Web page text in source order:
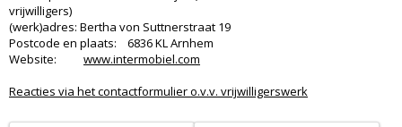
vrijwilligers)
(werk)adres: Bertha von Suttnerstraat 19
Postcode en plaats: 6836 KL Arnhem
Website: www.intermobiel.com
Reacties via het contactformulier o.v.v. vrijwilligerswerk